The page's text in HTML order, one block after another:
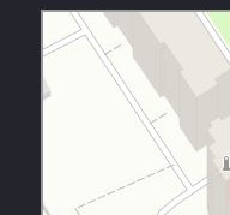
Санта Лючия Косметология
Косметология в Наро‑Фоминске